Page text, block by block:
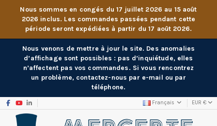
Nous sommes en congés du 17 juillet 2026 au 15 août
2026 inclus. Les commandes passées pendant cette
période seront expédiées à partir du 17 août 2026.
Nous venons de mettre à jour le site. Des anomalies
d’affichage sont possibles : pas d’inquiétude, elles
n’affectent pas vos commandes. Si vous rencontrez
un problème, contactez-nous par e-mail ou par
téléphone.
Français EUR €